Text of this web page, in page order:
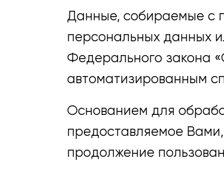
Данные, собираемые с
персональных данных
Федерального закона
автоматизированным
Основанием для
предоставляемое
продолжение